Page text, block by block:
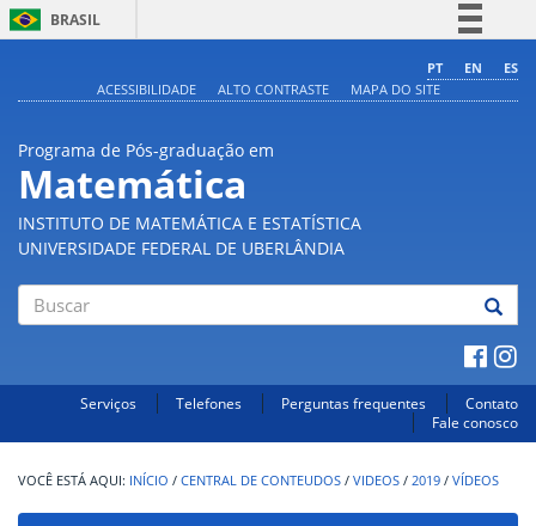
BRASIL
Comunica BR
PT EN
ES
ACESSIBILIDADE
ALTO CONTRASTE MAPA DO SITE
Programa de Pós-graduação em
Matemática
INSTITUTO DE MATEMÁTICA E ESTATÍSTICA
UNIVERSIDADE FEDERAL DE UBERLÂNDIA
Serviços Telefones Perguntas frequentes
Contato
Fale conosco
INÍCIO / CENTRAL DE CONTEUDOS / VIDEOS / 2019 / VÍDEOS